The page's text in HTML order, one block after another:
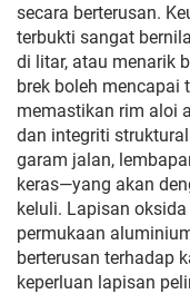
secara berterusan.
terbukti sangat
di litar, atau menarik
brek boleh mencapai
memastikan rim aloi
dan integriti
garam jalan,
keras—yang akan
keluli. Lapisan
permukaan
berterusan terhadap
keperluan lapisan